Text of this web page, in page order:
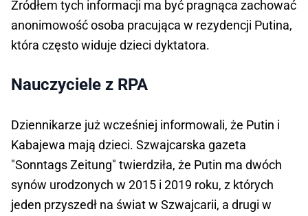
Źródłem tych informacji ma być pragnąca zachować
anonimowość osoba pracująca w rezydencji Putina,
która często widuje dzieci dyktatora.
Nauczyciele z RPA
Dziennikarze już wcześniej informowali, że Putin i
Kabajewa mają dzieci. Szwajcarska gazeta
"Sonntags Zeitung" twierdziła, że Putin ma dwóch
synów urodzonych w 2015 i 2019 roku, z których
jeden przyszedł na świat w Szwajcarii, a drugi w